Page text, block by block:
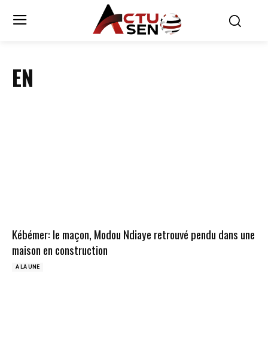
EN
Kébémer: le maçon, Modou Ndiaye retrouvé pendu dans une
maison en construction
A LA UNE